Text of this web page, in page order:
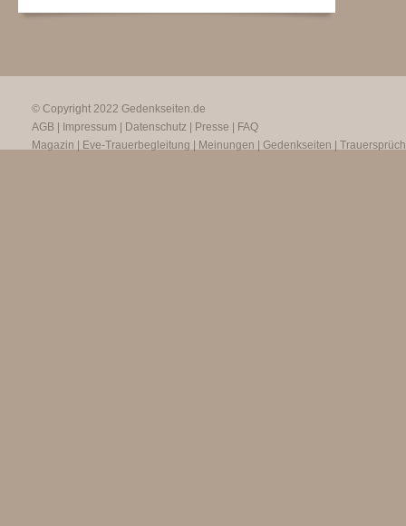
© Copyright 2022 Gedenkseiten.de
AGB
Impressum Datenschutz Presse
FAQ
Magazin
Eve-Trauerbegleitung Meinungen Gedenkseiten